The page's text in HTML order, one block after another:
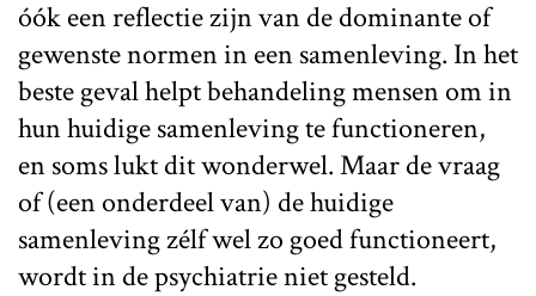
óók een reflectie zijn van de dominante of
gewenste normen in een samenleving. In het
beste geval helpt behandeling mensen om in
hun huidige samenleving te functioneren,
en soms lukt dit wonderwel. Maar de vraag
of (een onderdeel van) de huidige
samenleving zélf wel zo goed functioneert,
wordt in de psychiatrie niet gesteld.